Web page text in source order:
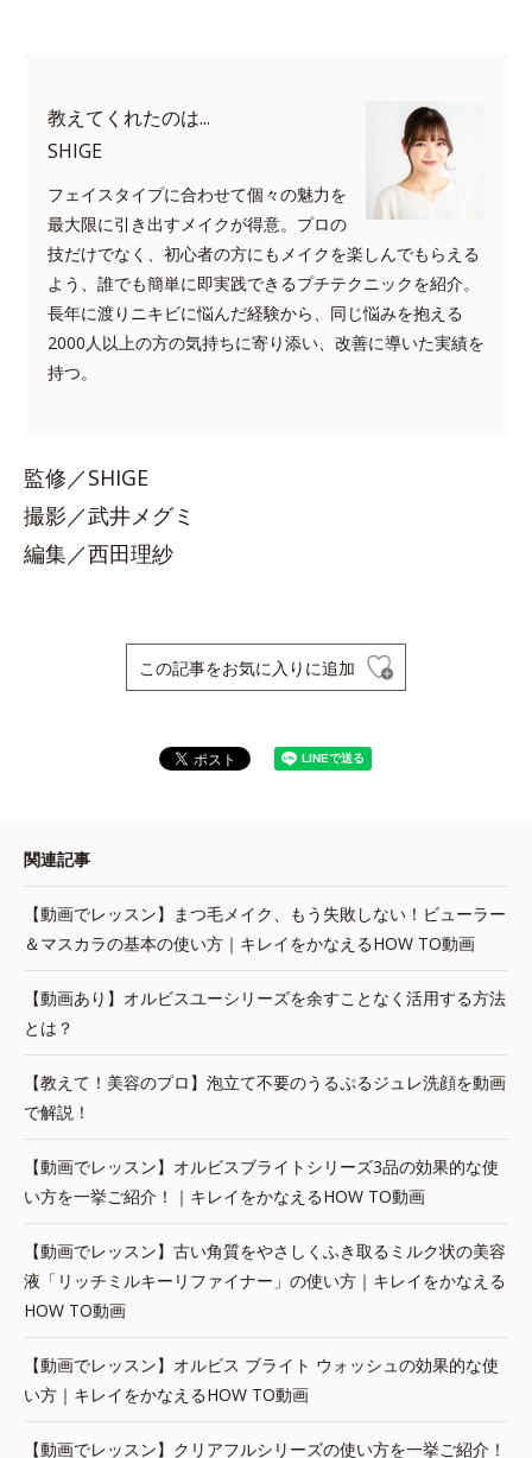
教えてくれたのは...
SHIGE
フェイスタイプに合わせて個々の魅力を
最大限に引き出すメイクが得意。プロの
技だけでなく、初心者の方にもメイクを楽しんでもらえる
よう、誰でも簡単に即実践できるプチテクニックを紹介。
長年に渡りニキビに悩んだ経験から、同じ悩みを抱える
2000人以上の方の気持ちに寄り添い、改善に導いた実績を
持つ。
監修／SHIGE
撮影／武井メグミ
編集／西田理紗
この記事をお気に入りに追加
関連記事
【動画でレッスン】まつ毛メイク、もう失敗しない！ビューラー
＆マスカラの基本の使い方｜キレイをかなえるHOW TO動画
【動画あり】オルビスユーシリーズを余すことなく活用する方法
とは？
【教えて！美容のプロ】泡立て不要のうるぷるジュレ洗顔を動画
で解説！
【動画でレッスン】オルビスブライトシリーズ3品の効果的な使
い方を一挙ご紹介！｜キレイをかなえるHOW TO動画
【動画でレッスン】古い角質をやさしくふき取るミルク状の美容
液「リッチミルキーリファイナー」の使い方｜キレイをかなえる
HOW TO動画
【動画でレッスン】オルビス ブライト ウォッシュの効果的な使
い方｜キレイをかなえるHOW TO動画
【動画でレッスン】クリアフルシリーズの使い方を一挙ご紹介！